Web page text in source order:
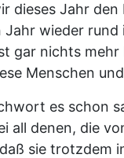
dieses Jahr
Jahr wieder
gar nichts
Menschen
es schon
all denen, die
sie trotzdem